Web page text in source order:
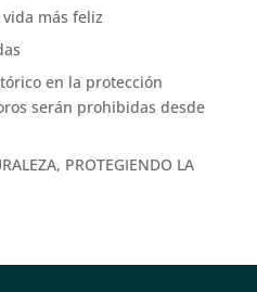
más feliz
en la protección
serán prohibidas desde
PROTEGIENDO LA